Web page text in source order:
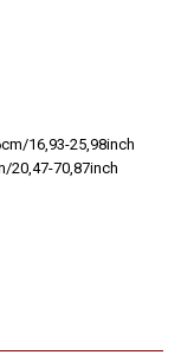
16,93-25,98inch
20,47-70,87inch